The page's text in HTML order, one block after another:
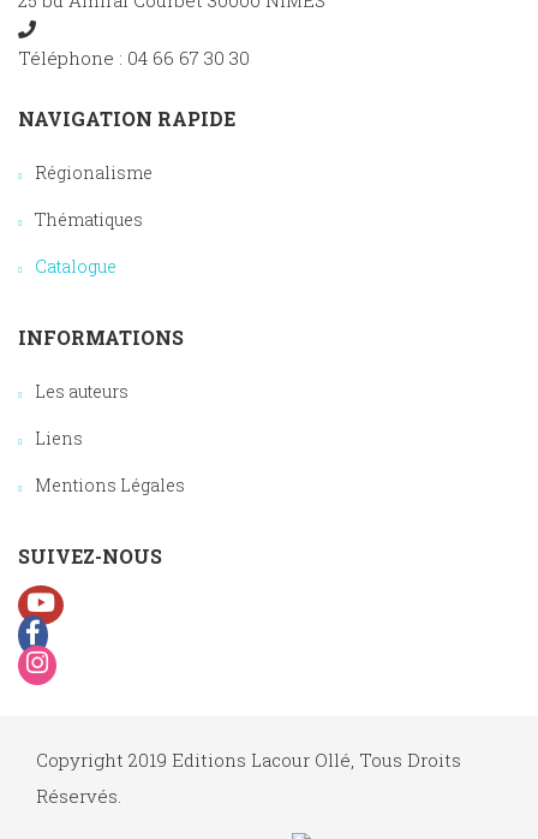
Téléphone : 04 66 67 30 30
NAVIGATION RAPIDE
Régionalisme
Thématiques
Catalogue
INFORMATIONS
Les auteurs
Liens
Mentions Légales
SUIVEZ-NOUS
Copyright 2019 Editions Lacour Ollé, Tous Droits
Réservés.